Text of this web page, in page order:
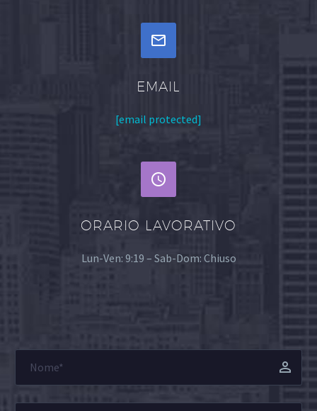


EMAIL
[email protected]


ORARIO LAVORATIVO
Lun-Ven: 9:19 – Sab-Dom: Chiuso